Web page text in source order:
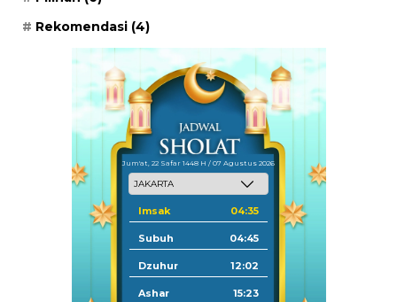
Rekomendasi (4)
Jum'at, 22 Safar 1448 H / 07 Agustus 2026
Imsak 04:35
Subuh 04:45
Dzuhur 12:02
Ashar 15:23